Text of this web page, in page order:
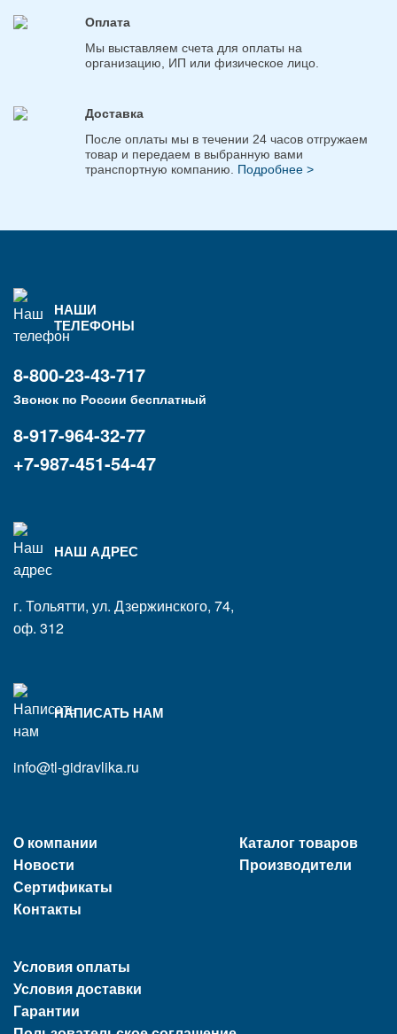
Оплата
Мы выставляем счета для оплаты на
организацию, ИП или физическое лицо.
Доставка
После оплаты мы в течении 24 часов отгружаем
товар и передаем в выбранную вами
транспортную компанию. Подробнее >
НАШИ
ТЕЛЕФОНЫ
8-800-23-43-717
Звонок по России бесплатный
8-917-964-32-77
+7-987-451-54-47
НАШ АДРЕС
г. Тольятти, ул. Дзержинского, 74,
оф. 312
НАПИСАТЬ НАМ
info@tl-gidravlika.ru
О компании
Новости
Сертификаты
Контакты
Условия оплаты
Условия доставки
Гарантии
Каталог товаров
Производители